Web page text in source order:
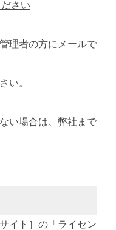
さい
理者の方にメールで
い。
い場合は、弊社まで
イト］の「ライセン